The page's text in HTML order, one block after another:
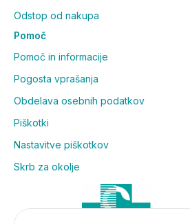
Odstop od nakupa
Pomoč
Pomoč in informacije
Pogosta vprašanja
Obdelava osebnih podatkov
Piškotki
Nastavitve piškotkov
Skrb za okolje